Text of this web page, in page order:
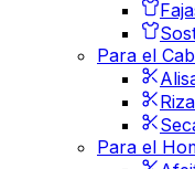
Para el
Para el